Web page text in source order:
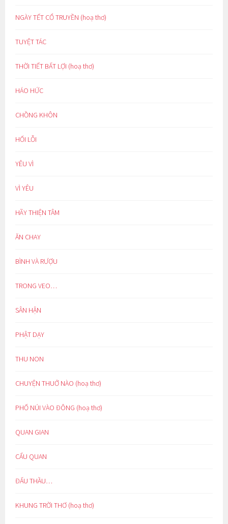
NGÀY TẾT CỔ TRUYỀN (hoạ thơ)
TUYỆT TÁC
THỜI TIẾT BẤT LỢI (hoạ thơ)
HÁO HỨC
CHỒNG KHÔN
HỐI LỖI
YÊU VÌ
VÌ YÊU
HÃY THIỆN TÂM
ĂN CHAY
BÌNH VÀ RƯỢU
TRONG VEO…
SÂN HẬN
PHẬT DẠY
THU NON
CHUYỆN THUỞ NÀO (hoạ thơ)
PHỐ NÚI VÀO ĐÔNG (hoạ thơ)
QUAN GIAN
CẨU QUAN
ĐẤU THẦU…
KHUNG TRỜI THƠ (hoạ thơ)